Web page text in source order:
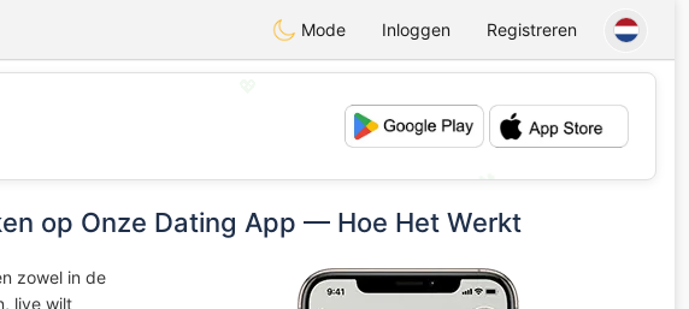
Mode Inloggen Registreren
op Onze Dating App — Hoe Het Werkt
zowel in de
live wilt